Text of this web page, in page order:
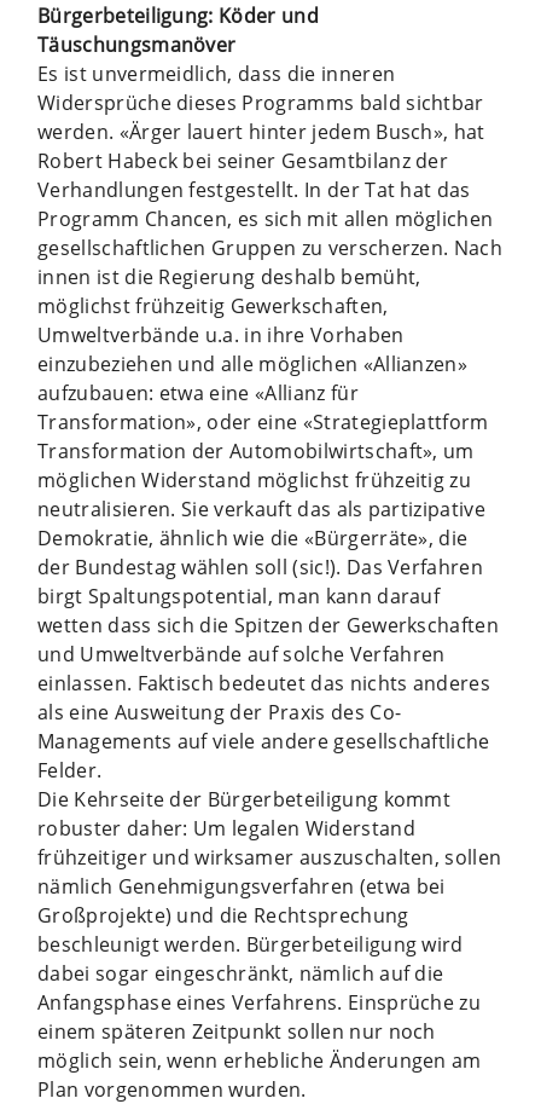
Bürgerbeteiligung: Köder und
Täuschungsmanöver
Es ist unvermeidlich, dass die inneren
Widersprüche dieses Programms bald sichtbar
werden. «Ärger lauert hinter jedem Busch», hat
Robert Habeck bei seiner Gesamtbilanz der
Verhandlungen festgestellt. In der Tat hat das
Programm Chancen, es sich mit allen möglichen
gesellschaftlichen Gruppen zu verscherzen. Nach
innen ist die Regierung deshalb bemüht,
möglichst frühzeitig Gewerkschaften,
Umweltverbände u.a. in ihre Vorhaben
einzubeziehen und alle möglichen «Allianzen»
aufzubauen: etwa eine «Allianz für
Transformation», oder eine «Strategieplattform
Transformation der Automobilwirtschaft», um
möglichen Widerstand möglichst frühzeitig zu
neutralisieren. Sie verkauft das als partizipative
Demokratie, ähnlich wie die «Bürgerräte», die
der Bundestag wählen soll (sic!). Das Verfahren
birgt Spaltungspotential, man kann darauf
wetten dass sich die Spitzen der Gewerkschaften
und Umweltverbände auf solche Verfahren
einlassen. Faktisch bedeutet das nichts anderes
als eine Ausweitung der Praxis des Co-
Managements auf viele andere gesellschaftliche
Felder.
Die Kehrseite der Bürgerbeteiligung kommt
robuster daher: Um legalen Widerstand
frühzeitiger und wirksamer auszuschalten, sollen
nämlich Genehmigungsverfahren (etwa bei
Großprojekte) und die Rechtsprechung
beschleunigt werden. Bürgerbeteiligung wird
dabei sogar eingeschränkt, nämlich auf die
Anfangsphase eines Verfahrens. Einsprüche zu
einem späteren Zeitpunkt sollen nur noch
möglich sein, wenn erhebliche Änderungen am
Plan vorgenommen wurden.